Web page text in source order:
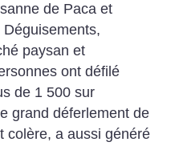
de Paca et
paysan et
ont défilé
de 1 500 sur
grand déferlement de
colère, a aussi généré